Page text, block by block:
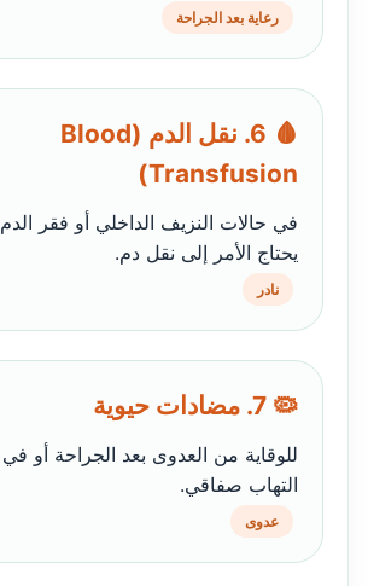
رعاية بعد الجراحة
🩸 6. نقل الدم (Blood
Transfusion)
في حالات النزيف الداخلي أو فقر
يحتاج الأمر إلى نقل دم.
نادر
🦠 7. مضادات حيوية
للوقاية من العدوى بعد الجراحة أو
التهاب صفاقي.
عدوى